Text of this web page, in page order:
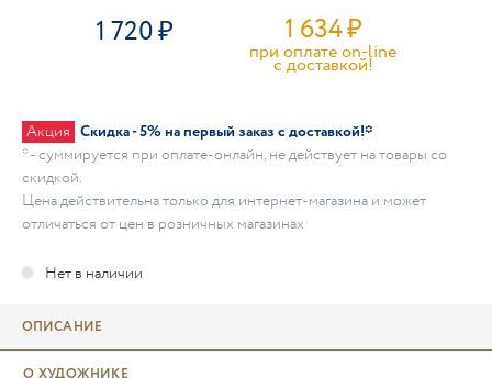
1 720 1 634₽
при оплате on-line
c доставкой!
Акция Скидка - 5% на первый заказ с доставкой!*
* - суммируется при оплате-онлайн, не действует на товары со
скидкой.
Цена действительна только для интернет-магазина и может
отличаться от цен в розничных магазинах
ОПИСАНИЕ
О ХУДОЖНИКЕ